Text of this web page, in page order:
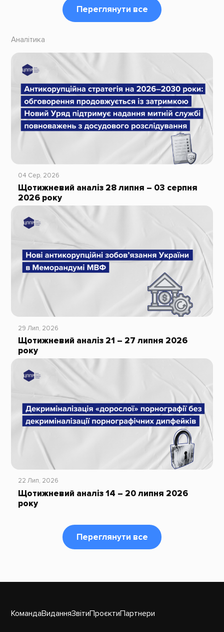
Переглянути все
Аналітика
04 Сер, 2026
Щотижневий аналіз 28 липня – 03 серпня
2026 року
29 Лип, 2026
Щотижневий аналіз 21 – 27 липня 2026
року
22 Лип, 2026
Щотижневий аналіз 14 – 20 липня 2026
року
Переглянути все
КомандаВиданняЗвітиПроєктиПартнери